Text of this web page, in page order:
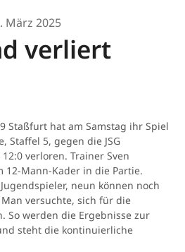
März 2025
verliert
Staßfurt hat am Samstag ihr Spiel
Staffel 5, gegen die JSG
verloren. Trainer Sven
Mann-Kader in die Partie.
neun können noch
versuchte, sich für die
So werden die Ergebnisse zur
steht die kontinuierliche